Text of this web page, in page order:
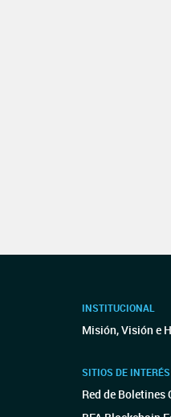
INSTITUCIONAL
Misión, Visión e
SITIOS DE INTERÉS
Red de Boletines